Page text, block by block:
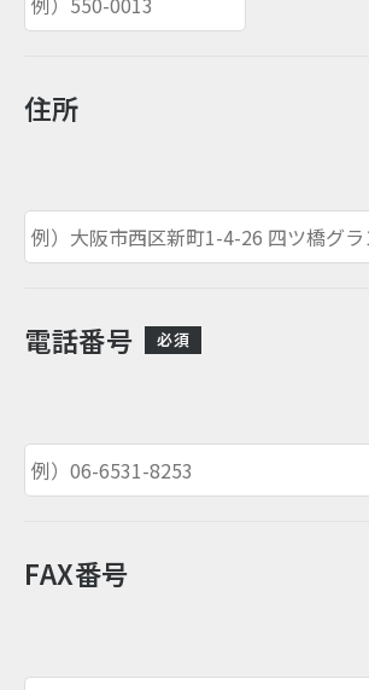
住所
電話番号 必須
FAX番号